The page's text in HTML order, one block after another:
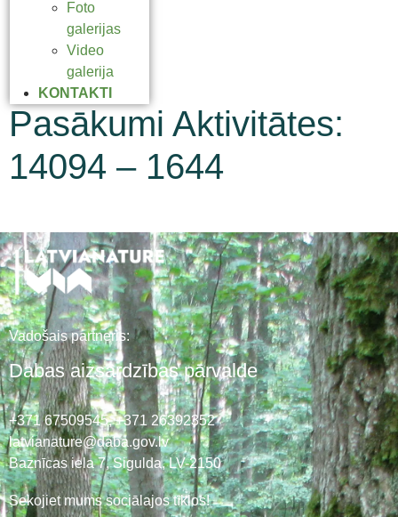
Foto
galerijas
Video
galerija
KONTAKTI
Pasākumi Aktivitātes:
14094 – 1644
Vadošais partneris:
Dabas aizsardzības pārvalde
+371 67509545,+371 26392352
latvianature@daba.gov.lv
Baznīcas iela 7, Sigulda, LV-2150
Sekojiet mums sociālajos tīklos!